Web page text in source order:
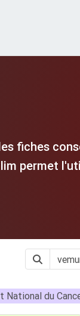
fiches
permet
National du